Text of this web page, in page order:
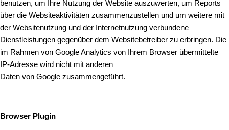
benutzen, um Ihre Nutzung der Website auszuwerten, um Reports
über die Websiteaktivitäten zusammenzustellen und um weitere mit
der Websitenutzung und der Internetnutzung verbundene
Dienstleistungen gegenüber dem Websitebetreiber zu erbringen. Die
im Rahmen von Google Analytics von Ihrem Browser übermittelte
IP-Adresse wird nicht mit anderen
Daten von Google zusammengeführt.
Browser Plugin